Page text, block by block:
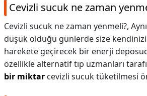
Cevizli sucuk ne zaman
Cevizli sucuk ne zaman yenmeli?,
düşük olduğu günlerde size
harekete geçirecek bir enerji
özellikle alternatif tıp uzmanları
bir miktar cevizli sucuk tüketilmesi